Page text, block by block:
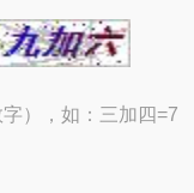
），如：三加四=7